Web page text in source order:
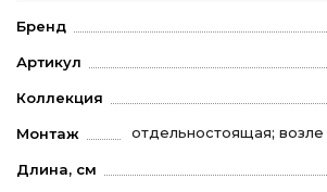
Бренд
Артикул
Коллекция
Монтаж отдельностоящая; возле
Длина, см